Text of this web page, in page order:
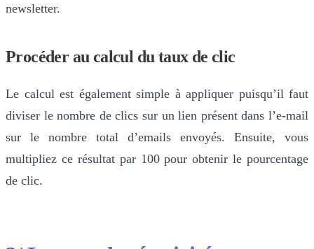
newsletter.
Procéder au calcul du taux de clic
Le calcul est également simple à appliquer puisqu’il faut
diviser le nombre de clics sur un lien présent dans l’e-mail
sur le nombre total d’emails envoyés. Ensuite, vous
multipliez ce résultat par 100 pour obtenir le pourcentage
de clic.